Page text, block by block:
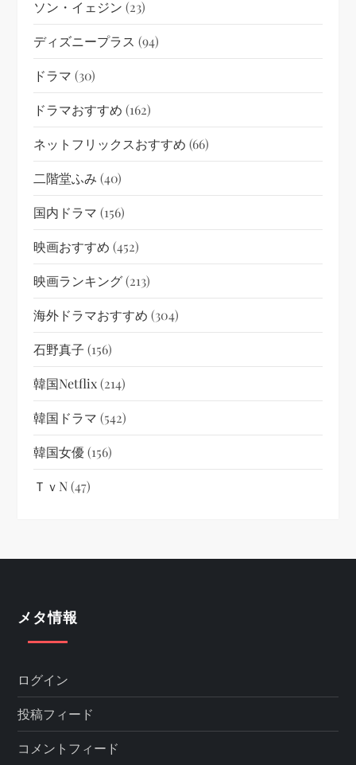
ソン・イェジン (23)
ディズニープラス (94)
ドラマ (30)
ドラマおすすめ (162)
ネットフリックスおすすめ (66)
二階堂ふみ (40)
国内ドラマ (156)
映画おすすめ (452)
映画ランキング(213)
海外ドラマおすすめ (304)
石野真子 (156)
韓国netflix(214)
韓国ドラマ (542)
韓国女優(156)
ＴｖN(47)
メタ情報
ログイン
投稿フィード
コメントフィード